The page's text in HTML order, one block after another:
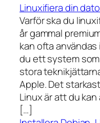
Linuxifiera din
Varför ska du
år gammal
kan ofta användas
du ett system
stora
Apple. Det
Linux är att du
[…]